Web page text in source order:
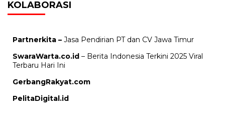
KOLABORASI
Partnerkita – Jasa Pendirian PT dan CV Jawa Timur
SwaraWarta.co.id – Berita Indonesia Terkini 2025 Viral
Terbaru Hari Ini
GerbangRakyat.com
PelitaDigital.id